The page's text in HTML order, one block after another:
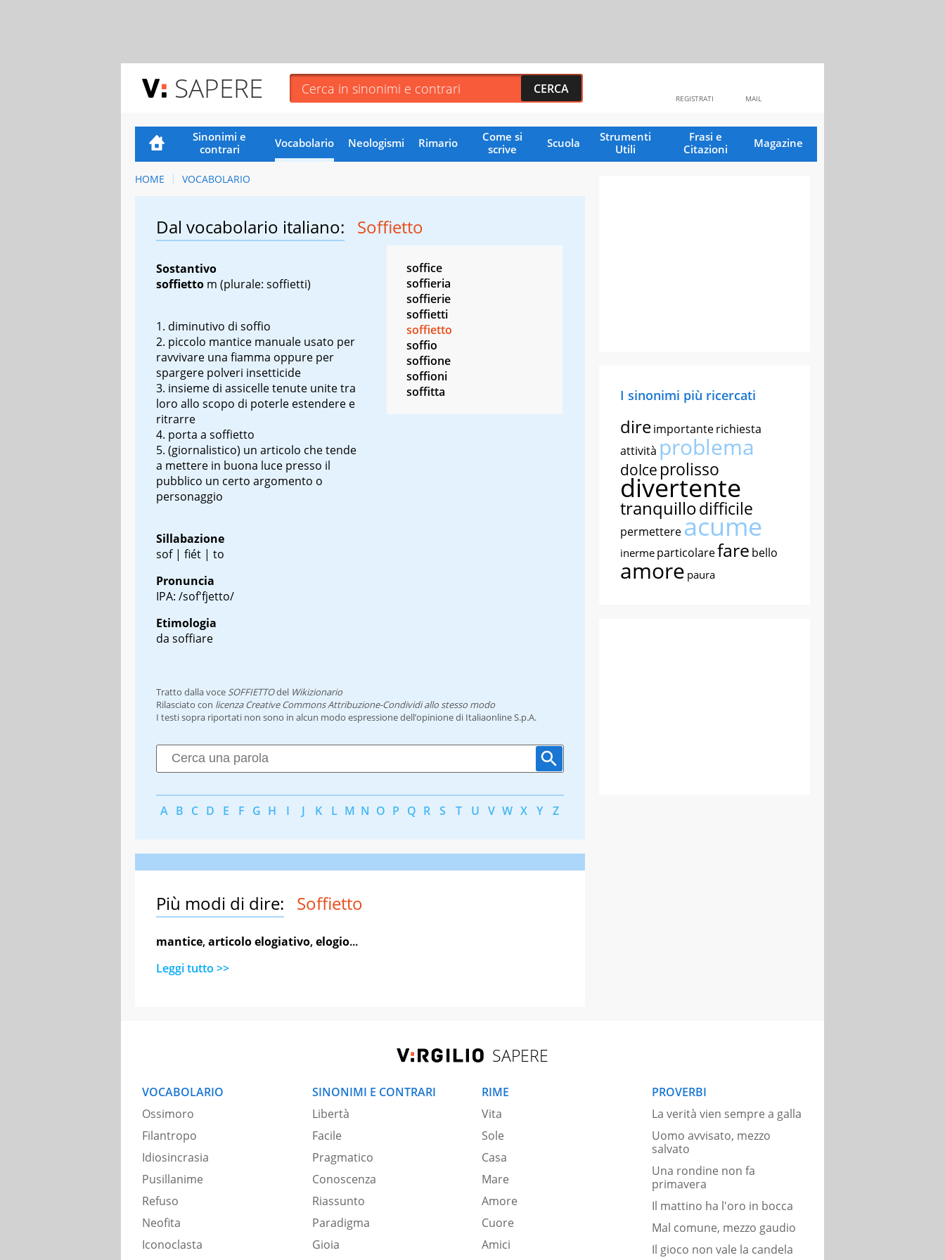
SAPERE MAIL
REGISTRATI
Sinonimi e
contrari
Vocabolario Neologismi Rimario
Come si
scrive
Scuola
Strumenti
Utili
Frasi e
Citazioni
Magazine
HOME VOCABOLARIO
Dal vocabolario italiano: Soffietto
Sostantivo
soffietto m (plurale: soffietti)
diminutivo di soffio
piccolo mantice manuale usato per
ravvivare una fiamma oppure per
spargere polveri insetticide
insieme di assicelle tenute unite tra
loro allo scopo di poterle estendere e
ritrarre
porta a soffietto
(giornalistico) un articolo che tende
a mettere in buona luce presso il
pubblico un certo argomento o
personaggio
Sillabazione
sof | fiét | to
Pronuncia
IPA: /sof'fjetto/
Etimologia
da soffiare
soffice
soffieria
soffierie
soffietti
soffietto
soffio
soffione
soffioni
soffitta
Tratto dalla voce SOFFIETTOdel Wikizionario
Rilasciato con licenza Creative Commons Attribuzione-Condividi allo stesso modo
I testi sopra riportati non sono in alcun modo espressione dell’opinione di Italiaonline S.p.A.
A B C D E F G H I J K L M N O P Q R S T U V W X Y Z
Più modi di dire: Soffietto
mantice,articolo elogiativo,elogio...
Leggi tutto >>
I sinonimi più ricercati
direimportanterichiesta
attività problema
dolce prolisso
divertente
tranquillodifficile
permettereacume
inerme particolarefare bello
amore paura
SAPERE
VOCABOLARIO
Ossimoro
Filantropo
Idiosincrasia
Pusillanime
Refuso
Neofita
Iconoclasta
SINONIMI E CONTRARI
Libertà
Facile
Pragmatico
Conoscenza
Riassunto
Paradigma
Gioia
RIME
Vita
Sole
Casa
Mare
Amore
Cuore
Amici
PROVERBI
La verità vien sempre a galla
Uomo avvisato, mezzo
salvato
Una rondine non fa
primavera
Il mattino ha l'oro in bocca
Mal comune, mezzo gaudio
Il gioco non vale la candela